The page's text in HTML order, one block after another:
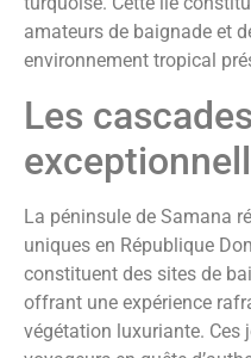
amateurs de baignade et
environnement tropical
Les cascades
La péninsule de Samana
uniques en République
constituent des sites de
offrant une expérience
végétation luxuriante.